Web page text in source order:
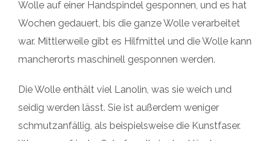
Wolle auf einer Handspindel gesponnen, und es hat
Wochen gedauert, bis die ganze Wolle verarbeitet
war. Mittlerweile gibt es Hilfmittel und die Wolle kann
mancherorts maschinell gesponnen werden.
Die Wolle enthält viel Lanolin, was sie weich und
seidig werden lässt. Sie ist außerdem weniger
schmutzanfällig, als beispielsweise die Kunstfaser.